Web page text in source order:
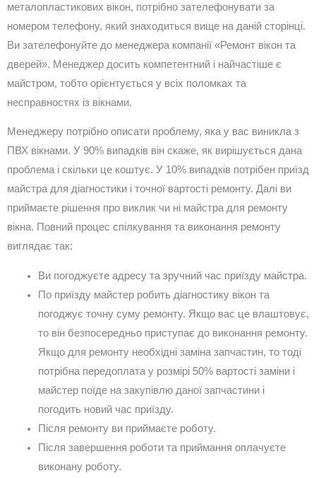
металопластикових вікон, потрібно зателефонувати за
номером телефону, який знаходиться вище на даній сторінці.
Ви зателефонуйте до менеджера компанії «Ремонт вікон та
дверей». Менеджер досить компетентний і найчастіше є
майстром, тобто орієнтується у всіх поломках та
несправностях із вікнами.
Менеджеру потрібно описати проблему, яка у вас виникла з
ПВХ вікнами. У 90% випадків він скаже, як вирішується дана
проблема і скільки це коштує. У 10% випадків потрібен приїзд
майстра для діагностики і точної вартості ремонту. Далі ви
приймаєте рішення про виклик чи ні майстра для ремонту
вікна. Повний процес спілкування та виконання ремонту
виглядає так:
Ви погоджуєте адресу та зручний час приїзду майстра.
По приїзду майстер робить діагностику вікон та
погоджує точну суму ремонту. Якщо вас це влаштовує,
то він безпосередньо приступає до виконання ремонту.
Якщо для ремонту необхідні заміна запчастин, то тоді
потрібна передоплата у розмірі 50% вартості заміни і
майстер поїде на закупівлю даної запчастини і
погодить новий час приїзду.
Після ремонту ви приймаєте роботу.
Після завершення роботи та приймання оплачуєте
виконану роботу.